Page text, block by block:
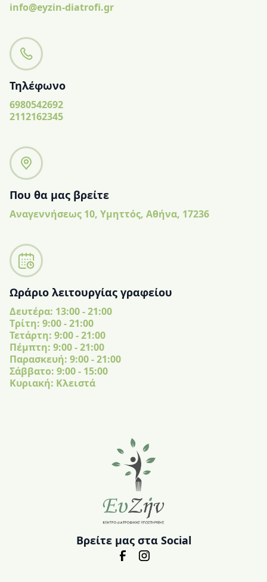
info@eyzin-diatrofi.gr
Τηλέφωνο
6980542692
2112162345
Που θα μας βρείτε
Αναγεννήσεως 10, Υμηττός, Αθήνα, 17236
Ωράριο λειτουργίας γραφείου
Δευτέρα: 13:00 - 21:00
Tρίτη: 9:00 - 21:00
Τετάρτη: 9:00 - 21:00
Πέμπτη: 9:00 - 21:00
Παρασκευή: 9:00 - 21:00
Σάββατο: 9:00 - 15:00
Κυριακή: Κλειστά
Βρείτε μας στα Social